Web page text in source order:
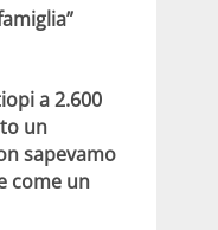
a 2.600
un
sapevamo
come un